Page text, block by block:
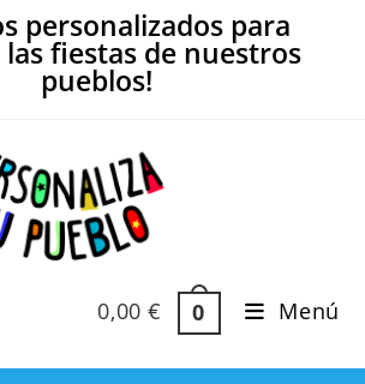
personalizados para
fiestas de nuestros
pueblos!
0,00€ 0 Menú